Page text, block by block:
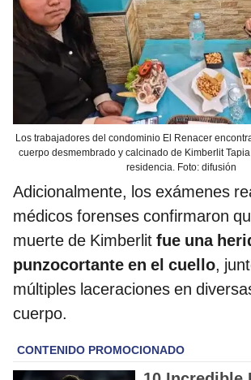
Los trabajadores del condominio El Renacer
cuerpo desmembrado y calcinado de Kimberlit
residencia. Foto: difusión
Adicionalmente, los exámenes
médicos forenses confirmaron
muerte de Kimberlit fue una
punzocortante en el cuello,
múltiples laceraciones en
cuerpo.